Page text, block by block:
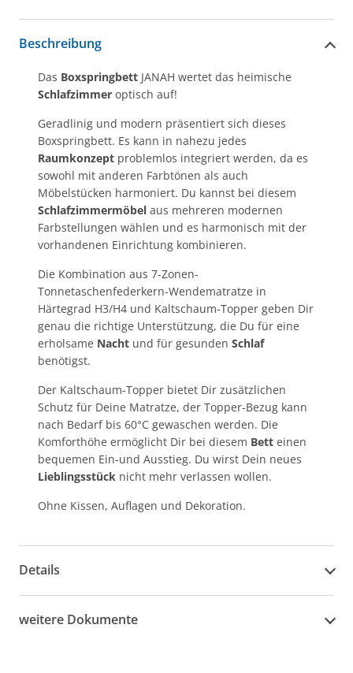
Beschreibung
Das Boxspringbett JANAH wertet das heimische
Schlafzimmer optisch auf!
Geradlinig und modern präsentiert sich dieses
Boxspringbett. Es kann in nahezu jedes
Raumkonzept problemlos integriert werden, da es
sowohl mit anderen Farbtönen als auch
Möbelstücken harmoniert. Du kannst bei diesem
Schlafzimmermöbel aus mehreren modernen
Farbstellungen wählen und es harmonisch mit der
vorhandenen Einrichtung kombinieren.
Die Kombination aus 7-Zonen-
Tonnetaschenfederkern-Wendematratze in
Härtegrad H3/H4 und Kaltschaum-Topper geben Dir
genau die richtige Unterstützung, die Du für eine
erholsame Nacht und für gesunden Schlaf
benötigst.
Der Kaltschaum-Topper bietet Dir zusätzlichen
Schutz für Deine Matratze, der Topper-Bezug kann
nach Bedarf bis 60°C gewaschen werden. Die
Komforthöhe ermöglicht Dir bei diesem Bett einen
bequemen Ein-und Ausstieg. Du wirst Dein neues
Lieblingsstück nicht mehr verlassen wollen.
Ohne Kissen, Auflagen und Dekoration.
Details
weitere Dokumente